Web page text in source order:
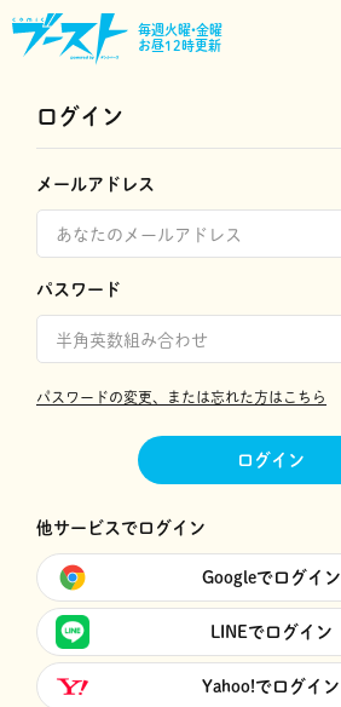
毎週火曜•金曜
お昼12時更新
ログイン
メールアドレス
パスワード
パスワードの変更、または忘れた方はこちら
ログイン
他サービスでログイン
Googleでログイン
LINEでログイン
Yahoo!でログイン